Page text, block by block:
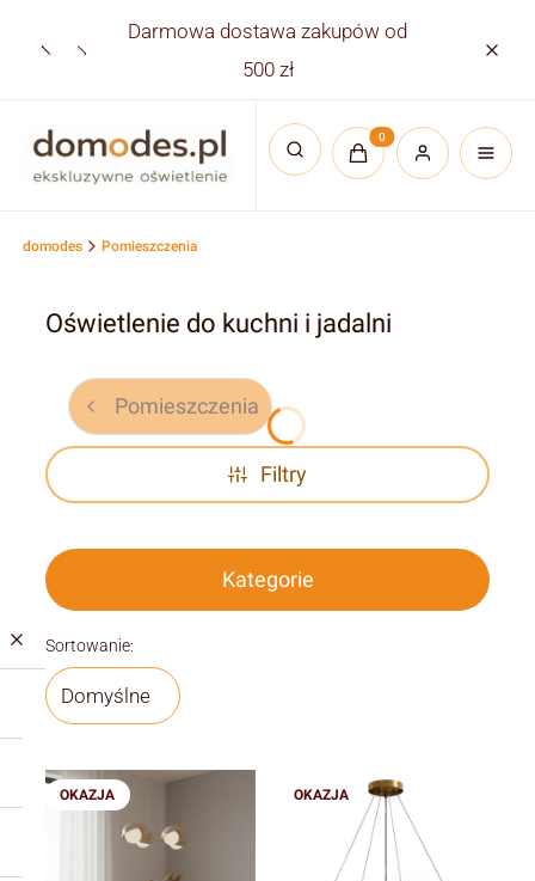
Darmowa dostawa zakupów od
500 zł
Otwórz wyszukiwarkę
Produkty w
domodes Pomieszczenia
Oświetlenie do kuchni i jadalni
Pomieszczenia
Filtry
Kategorie
Lista produktów
Sortowanie:
Domyślne
OKAZJA OKAZJA